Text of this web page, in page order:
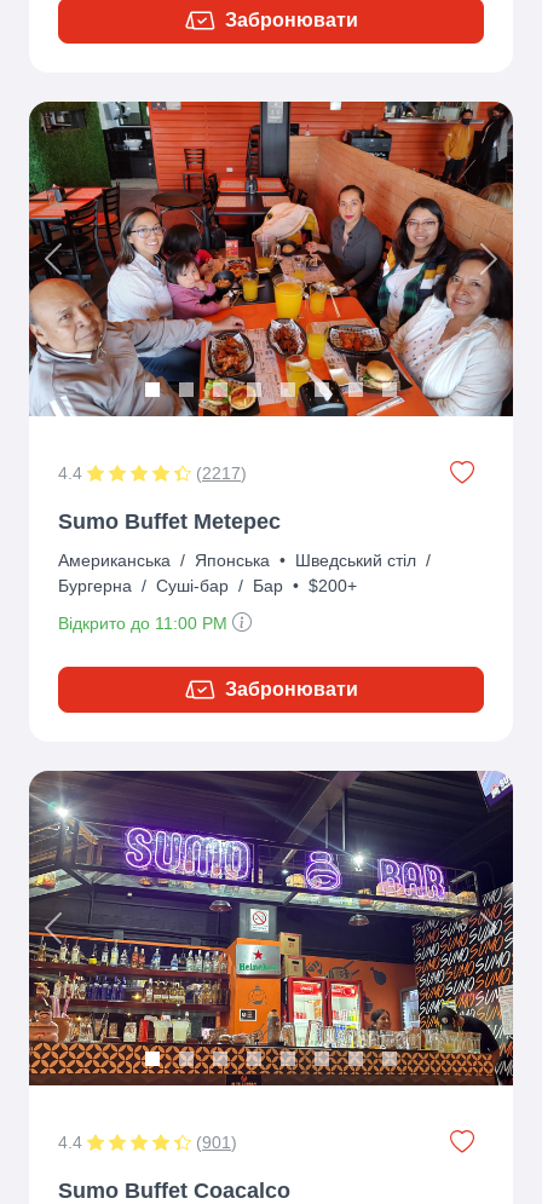
Забронювати
Previous Next
4.4 (2217)
Sumo Buffet Metepec
Американська / Японська • Шведський стіл /
Бургерна / Суші-бар / Бар • $200+
Відкрито до 11:00 PM
Забронювати
Previous Next
4.4 (901)
Sumo Buffet Coacalco